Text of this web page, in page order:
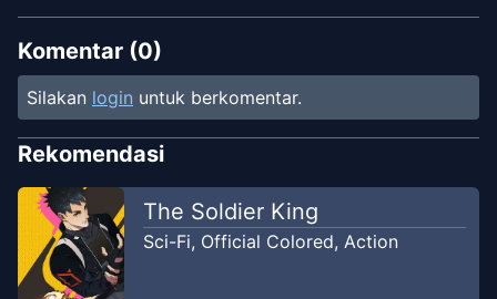
Chapter13.5
Komikcast
Chapter13
Komikcast
Apr 2, 2020
Chapter
12
Komikcast
Chapter11
Komentar (0)
Silakan login untuk berkomentar.
Rekomendasi
The Soldier King
Sci-Fi, Official Colored, Action